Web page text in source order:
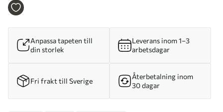
Nr. w05670
Anpassa tapeten till
din storlek
Leverans inom 1–3
arbetsdagar
Fri frakt till Sverige
Återbetalning inom
30 dagar